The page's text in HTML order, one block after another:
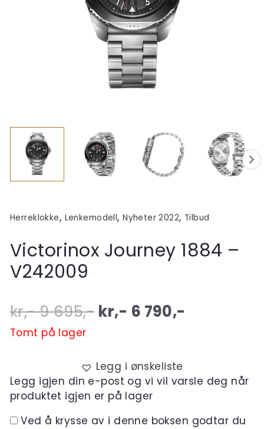
Herreklokke, Lenkemodell,Nyheter 2022, Tilbud
Victorinox Journey 1884 –
V242009
kr,-9 695,- Original
kr,- 9
695,-.
kr,- 6 790,-
kr,- 6
Tomt på lager
Legg i ønskeliste
Legg igjen din e-post og vi vil varsle deg når
produktet igjen er på lager
Ved å krysse av i denne boksen godtar du